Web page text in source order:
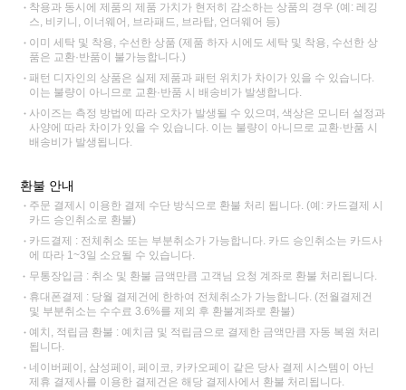
착용과 동시에 제품의 제품 가치가 현저히 감소하는 상품의 경우 (예: 레깅
스, 비키니, 이너웨어, 브라패드, 브라탑, 언더웨어 등)
이미 세탁 및 착용, 수선한 상품 (제품 하자 시에도 세탁 및 착용, 수선한 상
품은 교환·반품이 불가능합니다.)
패턴 디자인의 상품은 실제 제품과 패턴 위치가 차이가 있을 수 있습니다.
이는 불량이 아니므로 교환·반품 시 배송비가 발생합니다.
사이즈는 측정 방법에 따라 오차가 발생될 수 있으며, 색상은 모니터 설정과
사양에 따라 차이가 있을 수 있습니다. 이는 불량이 아니므로 교환·반품 시
배송비가 발생됩니다.
환불 안내
주문 결제시 이용한 결제 수단 방식으로 환불 처리 됩니다. (예: 카드결제 시
카드 승인취소로 환불)
카드결제 : 전체취소 또는 부분취소가 가능합니다. 카드 승인취소는 카드사
에 따라 1~3일 소요될 수 있습니다.
무통장입금 : 취소 및 환불 금액만큼 고객님 요청 계좌로 환불 처리됩니다.
휴대폰결제 : 당월 결제건에 한하여 전체취소가 가능합니다. (전월결제건
및 부분취소는 수수료 3.6%를 제외 후 환불계좌로 환불)
예치, 적립금 환불 : 예치금 및 적립금으로 결제한 금액만큼 자동 복원 처리
됩니다.
네이버페이, 삼성페이, 페이코, 카카오페이 같은 당사 결제 시스템이 아닌
제휴 결제사를 이용한 결제건은 해당 결제사에서 환불 처리됩니다.